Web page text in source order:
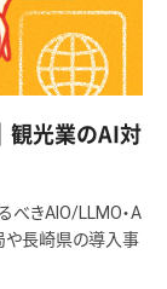
観光業のAI対
べきAIO/LLMO・A
や長崎県の導入事